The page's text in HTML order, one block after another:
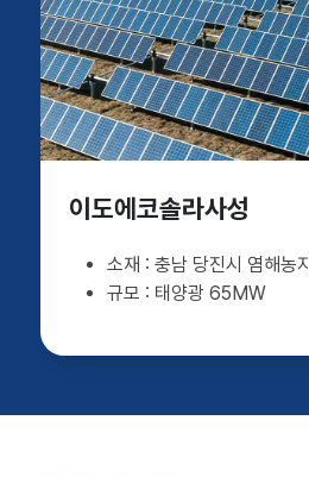
이도에코솔라사성
충남 당진시 염해농지
태양광 65MW